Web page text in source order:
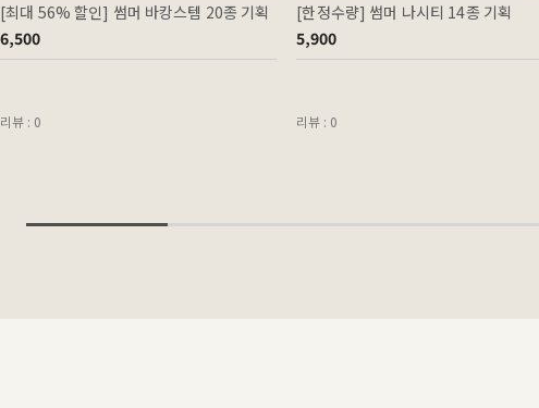
[최대 56% 할인] 썸머 바캉스템 20종 기획
6,500
리뷰 : 0
[한정수량] 썸머 나시티 14종 기획
5,900
리뷰 : 0